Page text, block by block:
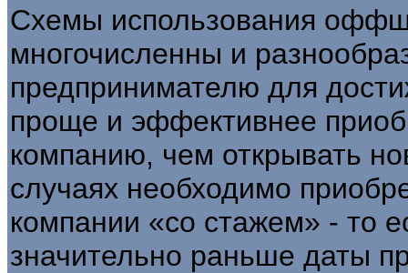
Схемы использования
многочисленны и
предпринимателю для
проще и эффективнее
компанию, чем открывать
случаях необходимо
компании «со стажем» - то
значительно раньше даты